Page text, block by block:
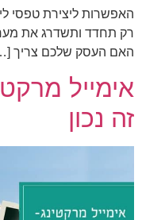
האפשרות ליצירת טפסי
רק תחדד ותשדרג את
האם העסק שלכם צריך
אימייל
זה נכון